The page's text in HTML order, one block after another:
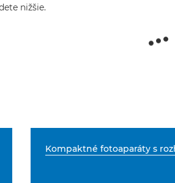
nižšie.
Kompaktné fotoaparáty s